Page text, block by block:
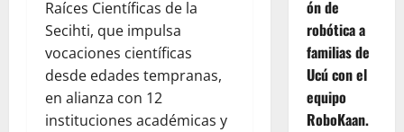
Raíces Científicas de la
Secihti, que impulsa
vocaciones científicas
desde edades tempranas,
en alianza con 12
instituciones académicas y
ón de
robótica a
familias de
Ucú con el
equipo
RoboKaan.